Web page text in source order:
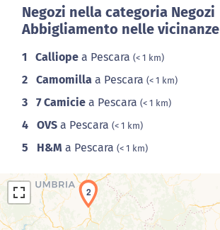
Negozi nella categoria Negozi
Abbigliamento nelle vicinanze
1 Calliope a Pescara (< 1 km)
2 Camomilla a Pescara (< 1 km)
3 7 Camicie a Pescara (< 1 km)
4 OVS a Pescara (< 1 km)
5 H&M a Pescara (< 1 km)
2